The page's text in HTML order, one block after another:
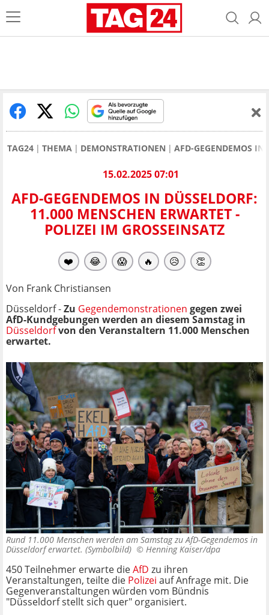
TAG24 THEMA DEMONSTRATIONEN AFD-GEGENDEMOS IN
15.02.2025 07:01
AFD-GEGENDEMOS IN DÜSSELDORF:
11.000 MENSCHEN ERWARTET -
POLIZEI IM GROSSEINSATZ
❤️ 😂 😱 🔥 😥 👏
Von Frank Christiansen
Düsseldorf -Zu Gegendemonstrationen gegen zwei
AfD-Kundgebungen werden an diesem Samstag in
Düsseldorfvon den Veranstaltern 11.000 Menschen
erwartet.
Rund 11.000 Menschen werden am Samstag zu AfD-Gegendemos in
Düsseldorf erwartet. (Symbolbild) © Henning Kaiser/dpa
450 Teilnehmer erwarte dieAfD zu ihren
Veranstaltungen, teilte die Polizei auf Anfrage mit. Die
Gegenveranstaltungen würden vom Bündnis
"Düsseldorf stellt sich quer" organisiert.